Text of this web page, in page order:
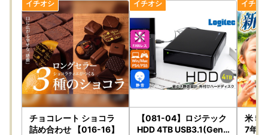
※休業期間中のお問い合わせに対するご返信は、8月17日
（月）より順次対応させていただきます。
※万が一お届けした返礼品に不備があった際は、お写真をお
撮りいただいておきますと幸いです。
★返礼品の受付につきましては、随時受付しております。
チョコレート ショコラ
詰め合わせ 【016-16】
【081-04】ロジテック
HDD 4TB USB3.1(Gen1
米
7年